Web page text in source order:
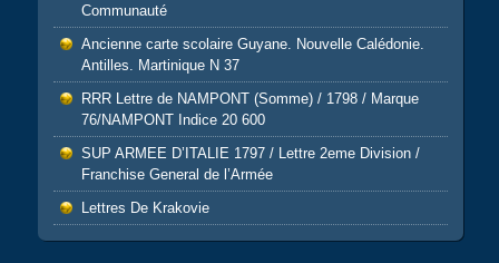
Communauté
Ancienne carte scolaire Guyane. Nouvelle Calédonie.
Antilles. Martinique N 37
RRR Lettre de NAMPONT (Somme) / 1798 / Marque
76/NAMPONT Indice 20 600
SUP ARMEE D’ITALIE 1797 / Lettre 2eme Division /
Franchise General de l’Armée
Lettres De Krakovie